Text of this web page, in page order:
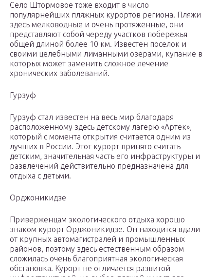
Село Штормовое тоже входит в число
популярнейших пляжных курортов региона. Пляжи
здесь мелководные и очень протяженные, они
представляют собой череду участков побережья
общей длиной более 10 км. Известен поселок и
своими целебными лиманными озерами, купание в
которых может заменить сложное лечение
хронических заболеваний.
Гурзуф
Гурзуф стал известен на весь мир благодаря
расположенному здесь детскому лагерю «Артек»,
который с момента открытия считается одним из
лучших в России. Этот курорт принято считать
детским, значительная часть его инфраструктуры и
развлечений действительно предназначена для
отдыха с детьми.
Орджоникидзе
Приверженцам экологического отдыха хорошо
знаком курорт Орджоникидзе. Он находится вдали
от крупных автомагистралей и промышленных
районов, поэтому здесь естественным образом
сложилась очень благоприятная экологическая
обстановка. Курорт не отличается развитой